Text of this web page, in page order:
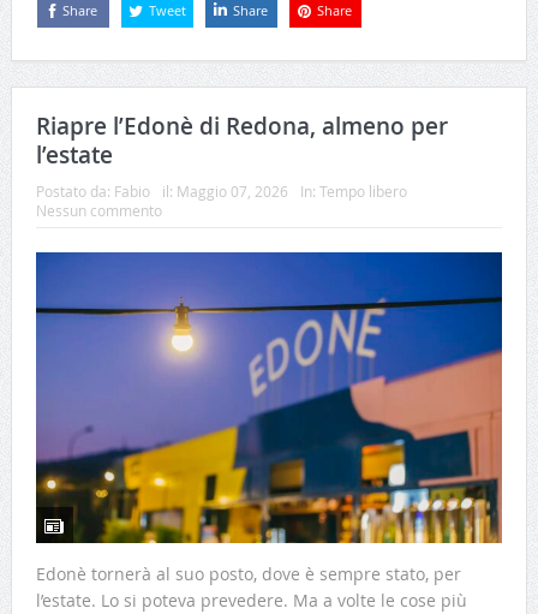
Share Tweet Share Share
Riapre l’Edonè di Redona, almeno per
l’estate
Postato da: Fabio il: Maggio 07, 2026 In: Tempo libero
Nessun commento
Edonè tornerà al suo posto, dove è sempre stato, per
l’estate. Lo si poteva prevedere. Ma a volte le cose più